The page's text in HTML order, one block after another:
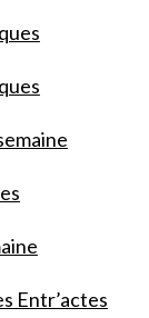
Entr’actes